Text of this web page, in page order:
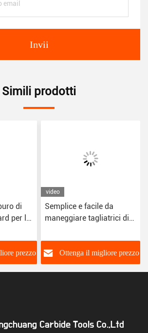
Invii
Simili prodotti
di
per la
di
prezzo
video
Semplice e facile da
maneggiare tagliatrici di
diversi tipi di legno
Ottenga il migliore prezzo
Carbide Tools Co.,Ltd